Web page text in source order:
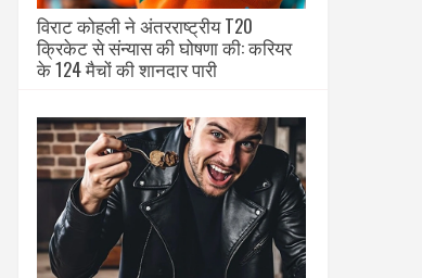
विराट कोहली ने अंतरराष्ट्रीय T20
क्रिकेट से संन्यास की घोषणा की: करियर
के 124 मैचों की शानदार पारी